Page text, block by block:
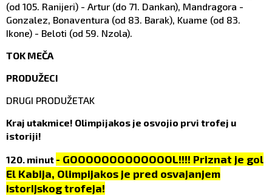
(od 105. Ranijeri) - Artur (do 71. Dankan), Mandragora -
Gonzalez, Bonaventura (od 83. Barak), Kuame (od 83.
Ikone) - Beloti (od 59. Nzola).
TOK MEČA
PRODUŽECI
DRUGI PRODUŽETAK
Kraj utakmice! Olimpijakos je osvojio prvi trofej u
istoriji!
120. minut - GOOOOOOOOOOOOOL!!!! Priznat je gol
El Kabija, Olimpijakos je pred osvajanjem
istorijskog trofeja!